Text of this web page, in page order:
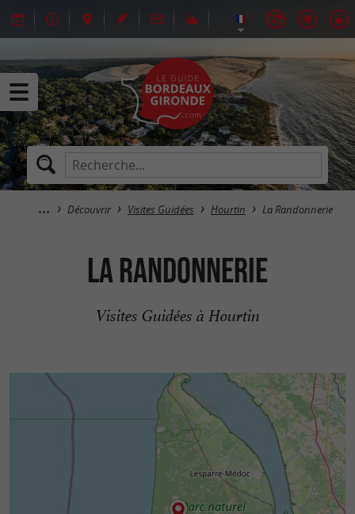
Découvrir Visites Guidées Hourtin La Randonnerie
La Randonnerie
Visites Guidées à Hourtin